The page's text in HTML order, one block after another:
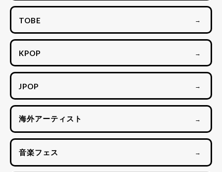
TOBE →
KPOP →
JPOP →
海外アーティスト →
音楽フェス →